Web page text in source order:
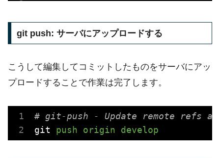
git push: サーバにアップロードする
こうして編集してコミットしたものをサーバにアッ
プロードすることで作業は完了します。
# git-push - Update remote refs
git
push origin develop